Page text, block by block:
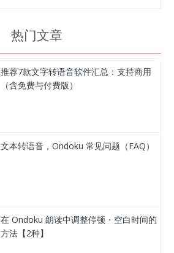
热门文章
推荐7款文字转语音软件汇总：支持商用
（含免费与付费版）
文本转语音，Ondoku 常见问题（FAQ）
在 Ondoku 朗读中调整停顿・空白时间的
方法【2种】